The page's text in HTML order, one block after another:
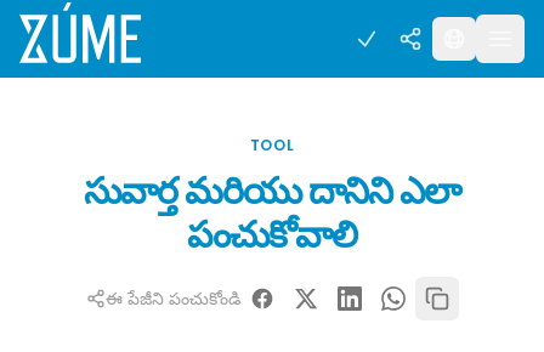
TOOL
సువార్త మరియు దానిని ఎలా
పంచుకోవాలి
ఈ పేజీని పంచుకోండి